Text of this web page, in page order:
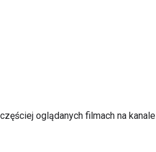
oglądanych filmach na kanale